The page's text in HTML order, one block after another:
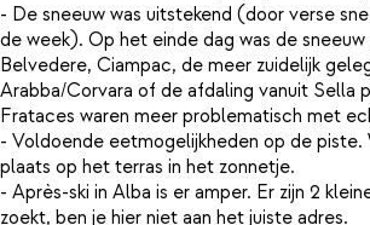
- De sneeuw was uitstekend (door verse
de week). Op het einde dag was de
Belvedere, Ciampac, de meer zuidelijk
Arabba/Corvara of de afdaling vanuit Sella
Frataces waren meer problematisch met
- Voldoende eetmogelijkheden op de piste.
plaats op het terras in het zonnetje.
- Après-ski in Alba is er amper. Er zijn 2